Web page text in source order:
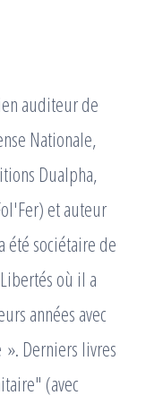
auditeur de
Nationale,
Dualpha,
et auteur
été sociétaire de
où il a
années avec
Derniers livres
(avec